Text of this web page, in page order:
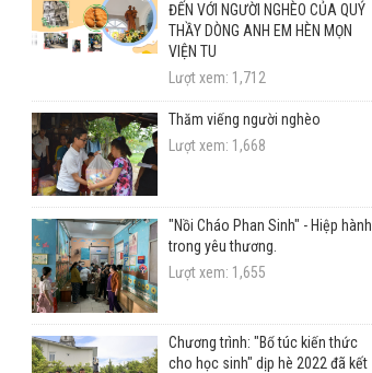
ĐẾN VỚI NGƯỜI NGHÈO CỦA QUÝ
THẦY DÒNG ANH EM HÈN MỌN
VIỆN TU
Lượt xem: 1,712
Thăm viếng người nghèo
Lượt xem: 1,668
"Nồi Cháo Phan Sinh" - Hiệp hành
trong yêu thương.
Lượt xem: 1,655
Chương trình: "Bổ túc kiến thức
cho học sinh" dịp hè 2022 đã kết